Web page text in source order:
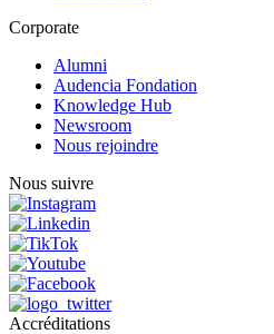
Corporate
Alumni
Audencia Fondation
Knowledge Hub
Newsroom
Nous rejoindre
Nous suivre
Accréditations